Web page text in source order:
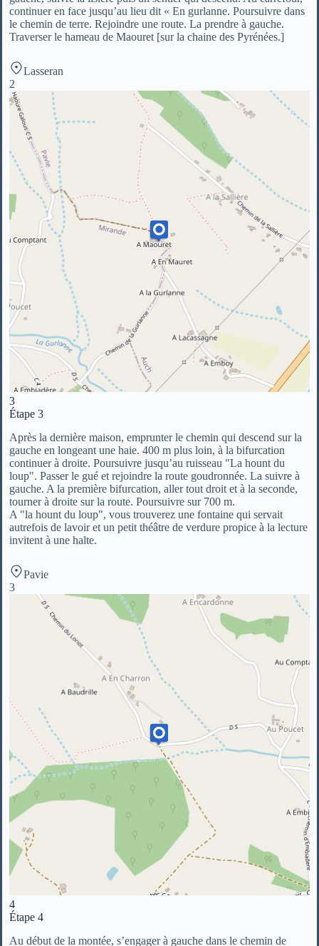
continuer en face jusqu’au lieu dit « En gurlanne. Poursuivre dans
le chemin de terre. Rejoindre une route. La prendre à gauche.
Traverser le hameau de Maouret [sur la chaine des Pyrénées.]
Lasseran
2
3
Étape 3
Après la dernière maison, emprunter le chemin qui descend sur la
gauche en longeant une haie. 400 m plus loin, à la bifurcation
continuer à droite. Poursuivre jusqu’au ruisseau "La hount du
loup". Passer le gué et rejoindre la route goudronnée. La suivre à
gauche. A la première bifurcation, aller tout droit et à la seconde,
tourner à droite sur la route. Poursuivre sur 700 m.
A "la hount du loup", vous trouverez une fontaine qui servait
autrefois de lavoir et un petit théâtre de verdure propice à la lecture
invitent à une halte.
Pavie
3
4
Étape 4
Au début de la montée, s’engager à gauche dans le chemin de